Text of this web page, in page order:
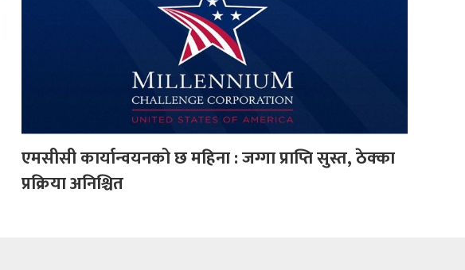
एमसीसी कार्यान्वयनको छ महिना : जग्गा प्राप्ति सुस्त, ठेक्का
प्रक्रिया अनिश्चित